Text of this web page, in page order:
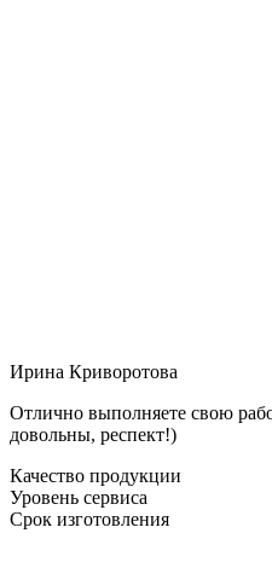
Ирина Криворотова
Отлично выполняете свою
довольны, респект!)
Качество продукции
Уровень сервиса
Срок изготовления